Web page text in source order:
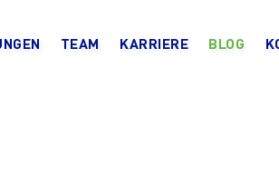
TEAM KARRIERE BLOG